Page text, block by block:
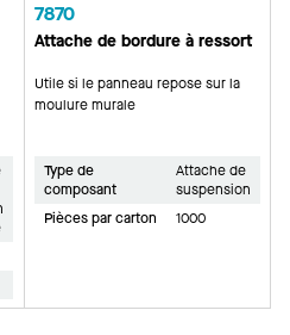
7870
Attache de bordure à ressort
Utile si le panneau repose sur la
moulure murale
Type de
composant
Attache de
suspension
Pièces par carton
1000